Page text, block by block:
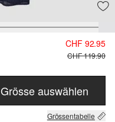
CHF 92.95
CHF 119.90
Grösse auswählen
Grössentabelle